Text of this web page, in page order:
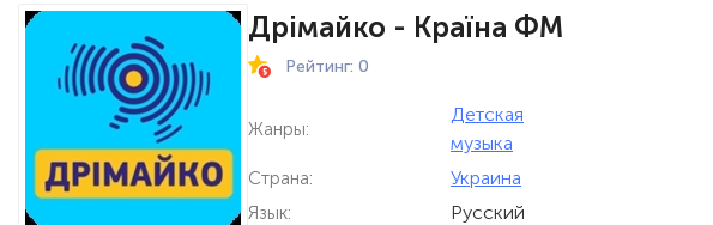
Дрімайко - Країна ФМ
Рейтинг: 0
Жанры:
Детская
музыка
Страна: Украина
Язык: Русский